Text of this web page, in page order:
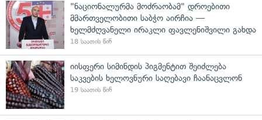
"ნაციონალურმა მოძრაობამ" დროებითი
მმართველობითი საბჭო აირჩია —
ხელმძღვანელი ირაკლი ფავლენიშვილი გახდა
18 საათის წინ
იისფერი სიმინდის პიგმენტით შეიძლება
საკვების ხელოვნური საღებავი ჩაანაცვლონ
19 საათის წინ